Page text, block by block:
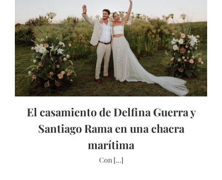
El casamiento de Delfina Guerra y
Santiago Rama en una chacra
marítima
Con [...]